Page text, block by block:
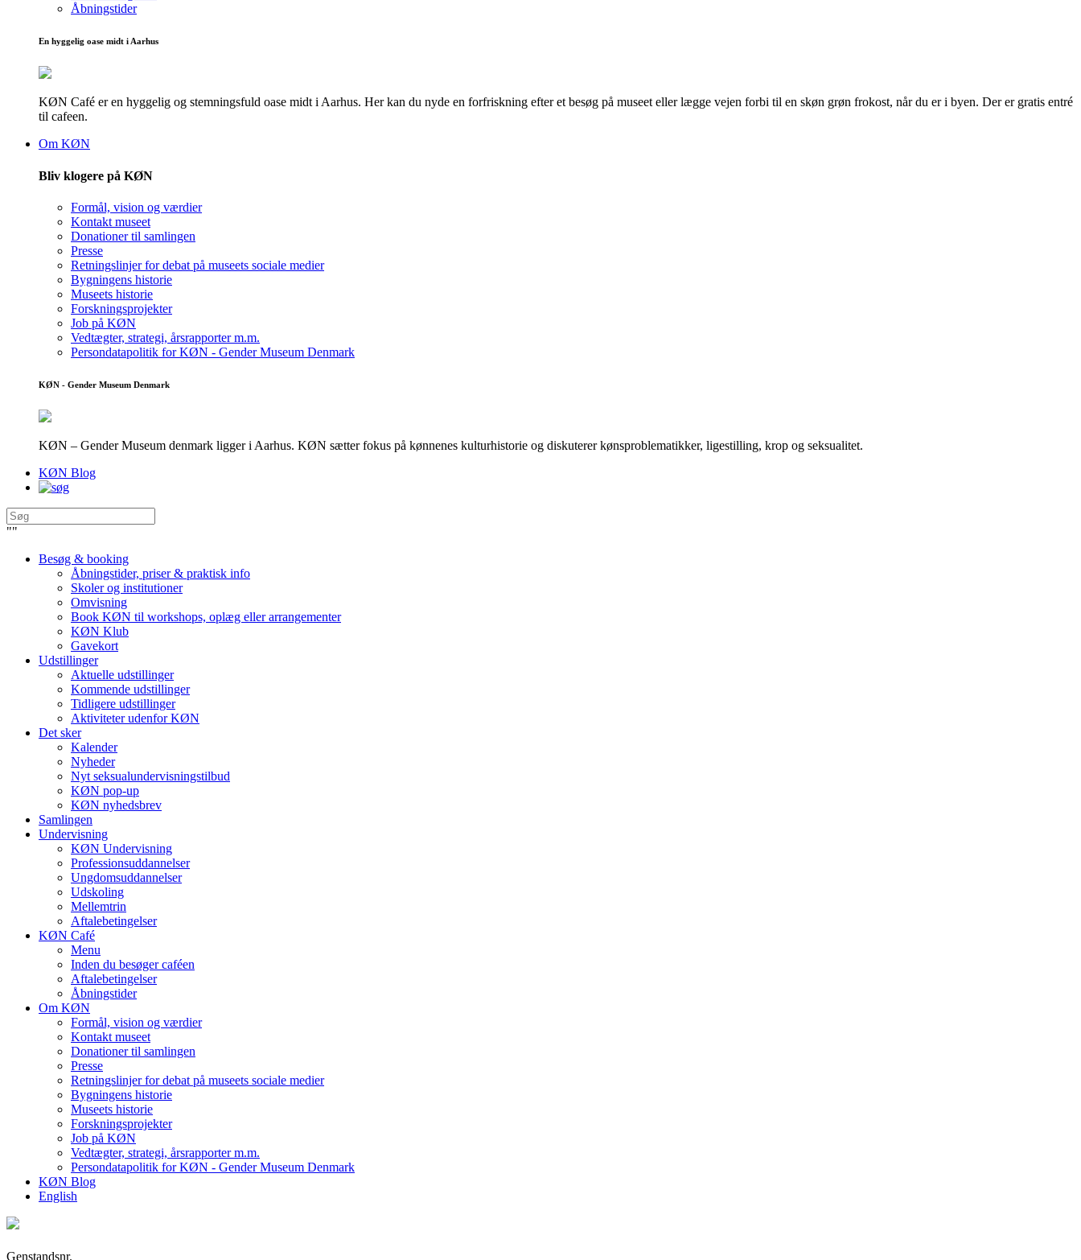
Åbningstider
En hyggelig oase midt i Aarhus
KØN Café er en hyggelig og stemningsfuld oase midt i Aarhus. Her kan du nyde en forfriskning efter et besøg på museet eller lægge vejen forbi til en skøn grøn frokost, når du er i byen. Der er gratis entré
til cafeen.
Om KØN
Bliv klogere på KØN
Formål, vision og værdier
Kontakt museet
Donationer til samlingen
Presse
Retningslinjer for debat på museets sociale medier
Bygningens historie
Museets historie
Forskningsprojekter
Job på KØN
Vedtægter, strategi, årsrapporter m.m.
Persondatapolitik for KØN - Gender Museum Denmark
KØN - Gender Museum Denmark
KØN – Gender Museum denmark ligger i Aarhus. KØN sætter fokus på kønnenes kulturhistorie og diskuterer kønsproblematikker, ligestilling, krop og seksualitet.
KØN Blog
""
Besøg & booking
Åbningstider, priser & praktisk info
Skoler og institutioner
Omvisning
Book KØN til workshops, oplæg eller arrangementer
KØN Klub
Gavekort
Udstillinger
Aktuelle udstillinger
Kommende udstillinger
Tidligere udstillinger
Aktiviteter udenfor KØN
Det sker
Kalender
Nyheder
Nyt seksualundervisningstilbud
KØN pop-up
KØN nyhedsbrev
Samlingen
Undervisning
KØN Undervisning
Professionsuddannelser
Ungdomsuddannelser
Udskoling
Mellemtrin
Aftalebetingelser
KØN Café
Menu
Inden du besøger caféen
Aftalebetingelser
Åbningstider
Om KØN
Formål, vision og værdier
Kontakt museet
Donationer til samlingen
Presse
Retningslinjer for debat på museets sociale medier
Bygningens historie
Museets historie
Forskningsprojekter
Job på KØN
Vedtægter, strategi, årsrapporter m.m.
Persondatapolitik for KØN - Gender Museum Denmark
KØN Blog
English
Genstandsnr.